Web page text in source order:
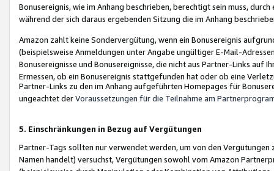
Bonusereignis, wie im Anhang beschrieben, berechtigt sein muss,
während der sich daraus ergebenden Sitzung die im Anhang
Amazon zahlt keine Sondervergütung, wenn ein Bonusereignis
(beispielsweise Anmeldungen unter Angabe ungültiger E-Mail-
Bonusereignisse und Bonusereignisse, die nicht aus Partner-Links auf
Ermessen, ob ein Bonusereignis stattgefunden hat oder ob eine
Partner-Links zu den im Anhang aufgeführten Homepages für
ungeachtet derVoraussetzungen für die Teilnahme am
5. Einschränkungen in Bezug auf Vergütungen
Partner-Tags sollten nur verwendet werden, um von den
Namen handelt) versuchst, Vergütungen sowohl vom Amazon